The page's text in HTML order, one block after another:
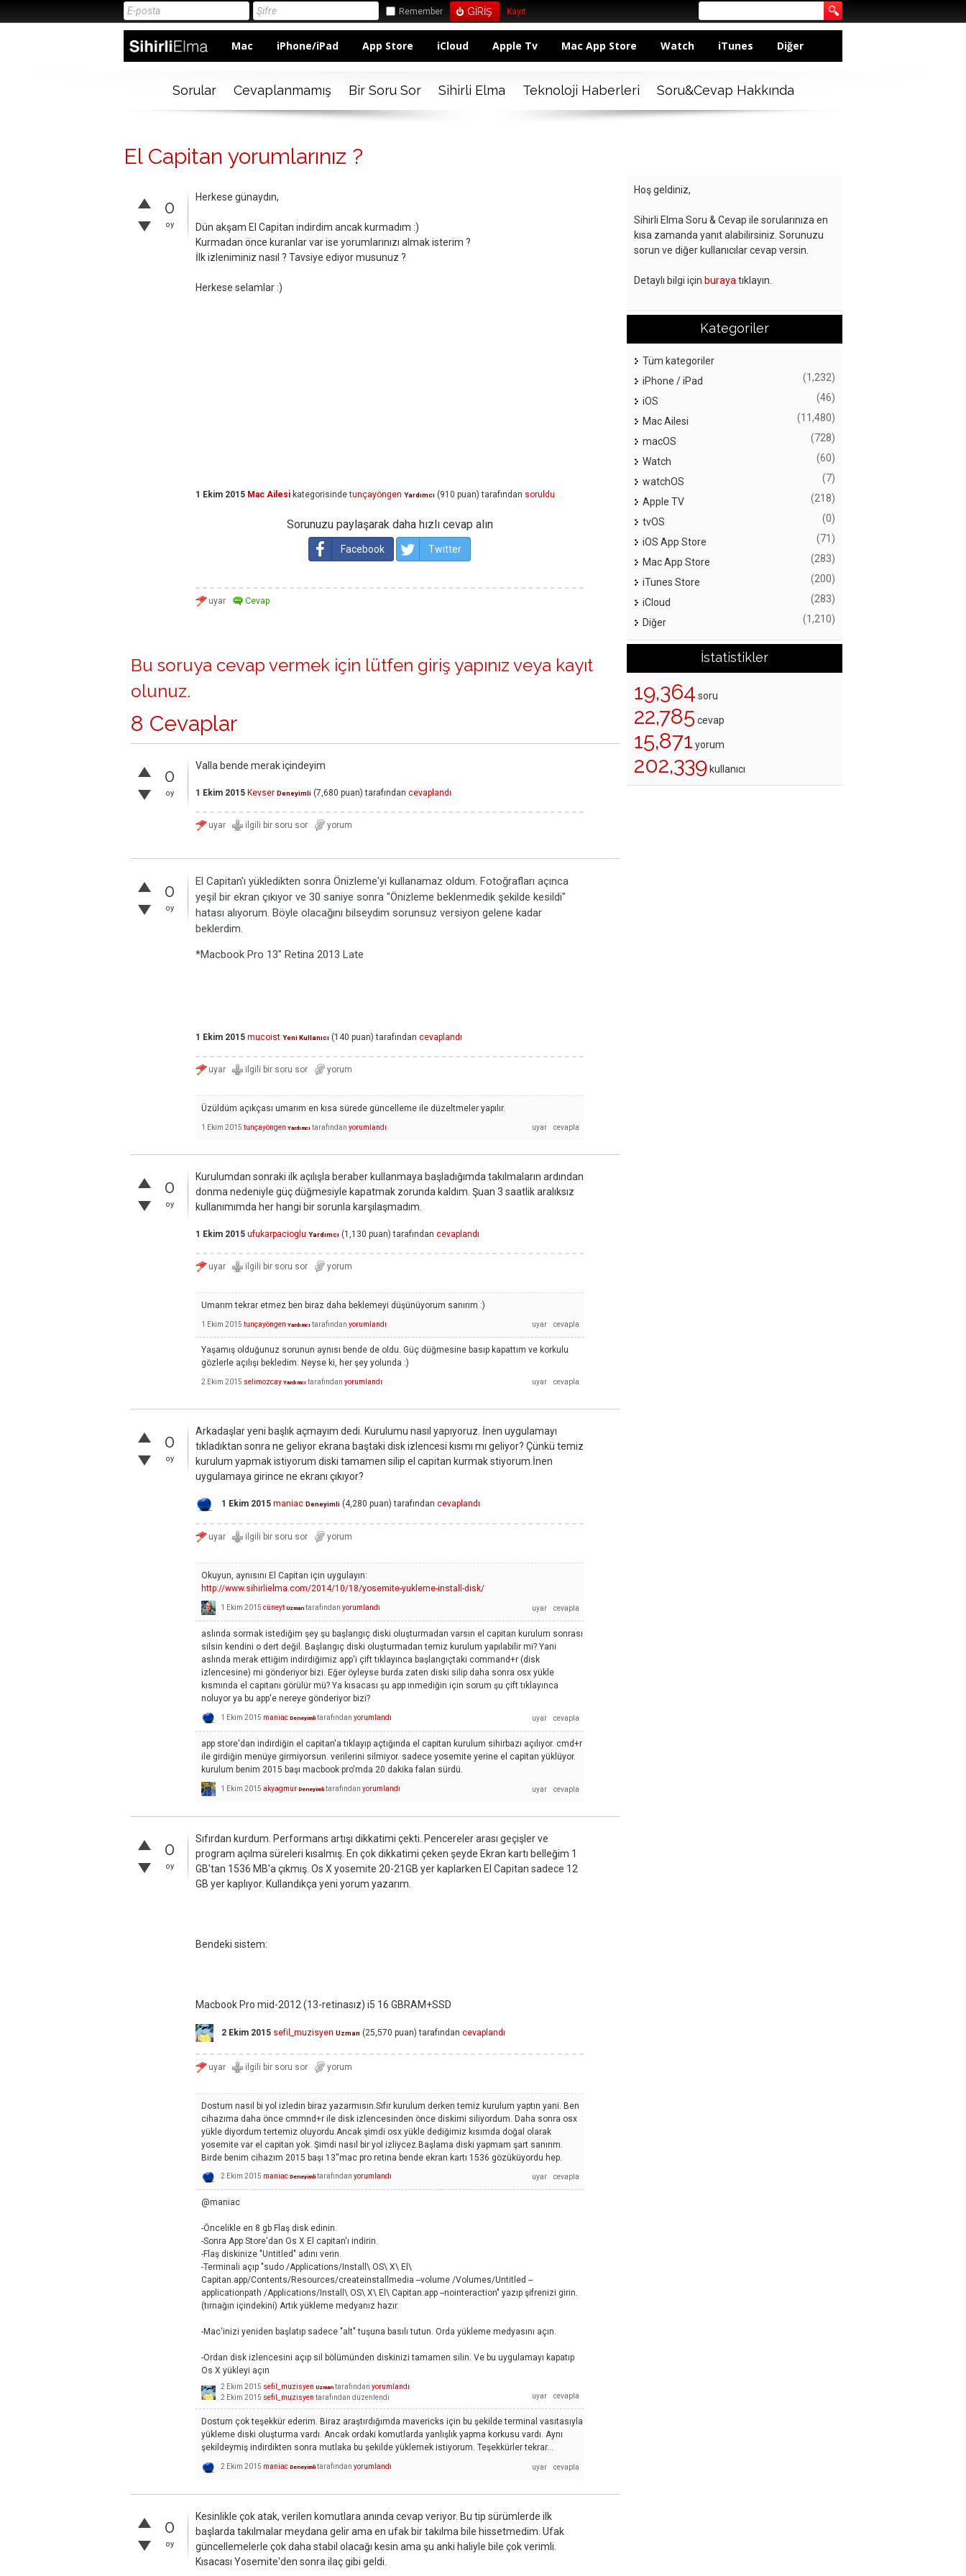
Remember Kayıt
Mac iPhone/iPad App Store iCloud Apple Tv Mac App Store Watch iTunes Diğer
Sorular Cevaplanmamış Bir Soru Sor Sihirli Elma Teknoloji Haberleri Soru&Cevap Hakkında
El Capitan yorumlarınız ?
0
oy
Herkese günaydın,
Dün akşam El Capitan indirdim ancak kurmadım :)
Kurmadan önce kuranlar var ise yorumlarınızı almak isterim ?
İlk izleniminiz nasıl ? Tavsiye ediyor musunuz ?
Herkese selamlar :)
1 Ekim 2015 Mac Ailesi kategorisinde tunçayöngen Yardımcı (910 puan) tarafından soruldu
Sorunuzu paylaşarak daha hızlı cevap alın
Facebook Twitter
Bu soruya cevap vermek için lütfen giriş yapınız veya kayıt
olunuz.
8 Cevaplar
0
oy
Valla bende merak içindeyim
1 Ekim 2015 Kevser Deneyimli (7,680 puan) tarafından cevaplandı
0
oy
El Capitan'ı yükledikten sonra Önizleme'yi kullanamaz oldum. Fotoğrafları açınca
yeşil bir ekran çıkıyor ve 30 saniye sonra "Önizleme beklenmedik şekilde kesildi"
hatası alıyorum. Böyle olacağını bilseydim sorunsuz versiyon gelene kadar
beklerdim.
*Macbook Pro 13" Retina 2013 Late
1 Ekim 2015 mucoist Yeni Kullanıcı (140 puan) tarafından cevaplandı
Üzüldüm açıkçası umarım en kısa sürede güncelleme ile düzeltmeler yapılır.
1 Ekim 2015 tunçayöngen Yardımcı tarafından yorumlandı
0
oy
Kurulumdan sonraki ilk açılışla beraber kullanmaya başladığımda takılmaların ardından
donma nedeniyle güç düğmesiyle kapatmak zorunda kaldım. Şuan 3 saatlik aralıksız
kullanımımda her hangi bir sorunla karşılaşmadım.
1 Ekim 2015 ufukarpacioglu Yardımcı (1,130 puan) tarafından cevaplandı
Umarım tekrar etmez ben biraz daha beklemeyi düşünüyorum sanırım :)
1 Ekim 2015 tunçayöngen Yardımcı tarafından yorumlandı
Yaşamış olduğunuz sorunun aynısı bende de oldu. Güç düğmesine basıp kapattım ve korkulu
gözlerle açılışı bekledim. Neyse ki, her şey yolunda :)
2 Ekim 2015 selimozcay Yardımcı tarafından yorumlandı
0
oy
Arkadaşlar yeni başlık açmayım dedi. Kurulumu nasıl yapıyoruz. İnen uygulamayı
tıkladıktan sonra ne geliyor ekrana baştaki disk izlencesi kısmı mı geliyor? Çünkü temiz
kurulum yapmak istiyorum diski tamamen silip el capitan kurmak stiyorum.İnen
uygulamaya girince ne ekranı çıkıyor?
1 Ekim 2015 maniac Deneyimli (4,280 puan) tarafından cevaplandı
Okuyun, aynısını El Capitan için uygulayın:
http://www.sihirlielma.com/2014/10/18/yosemite-yukleme-install-disk/
1 Ekim 2015 cüneyt Uzman tarafından yorumlandı
aslında sormak istediğim şey şu başlangıç diski oluşturmadan varsın el capitan kurulum sonrası
silsin kendini o dert değil. Başlangıç diski oluşturmadan temiz kurulum yapılabilir mi? Yani
aslında merak ettiğim indirdiğimiz app'i çift tıklayınca başlangıçtaki command+r (disk
izlencesine) mi gönderiyor bizi. Eğer öyleyse burda zaten diski silip daha sonra osx yükle
kısmında el capitanı görülür mü? Ya kısacası şu app inmediğin için sorum şu çift tıklayınca
noluyor ya bu app'e nereye gönderiyor bizi?
1 Ekim 2015 maniac Deneyimli tarafından yorumlandı
app store'dan indirdiğin el capitan'a tıklayıp açtığında el capitan kurulum sihirbazı açılıyor. cmd+r
ile girdiğin menüye girmiyorsun. verilerini silmiyor. sadece yosemite yerine el capitan yüklüyor.
kurulum benim 2015 başı macbook pro'mda 20 dakika falan sürdü.
1 Ekim 2015 akyagmur Deneyimli tarafından yorumlandı
0
oy
Sıfırdan kurdum. Performans artışı dikkatimi çekti. Pencereler arası geçişler ve
program açılma süreleri kısalmış. En çok dikkatimi çeken şeyde Ekran kartı belleğim 1
GB'tan 1536 MB'a çıkmış. Os X yosemite 20-21GB yer kaplarken El Capitan sadece 12
GB yer kaplıyor. Kullandıkça yeni yorum yazarım.
Bendeki sistem:
Macbook Pro mid-2012 (13-retinasız) i5 16 GBRAM+SSD
2 Ekim 2015 sefil_muzisyen Uzman (25,570 puan) tarafından cevaplandı
Dostum nasıl bi yol izledin biraz yazarmısın.Sıfır kurulum derken temiz kurulum yaptın yani. Ben
cihazıma daha önce cmmnd+r ile disk izlencesinden önce diskimi siliyordum. Daha sonra osx
yükle diyordum tertemiz oluyordu.Ancak şimdi osx yükle dediğimiz kısımda doğal olarak
yosemite var el capitan yok. Şimdi nasıl bir yol izliycez.Başlama diski yapmam şart sanırım.
Birde benim cihazım 2015 başı 13''mac pro retina bende ekran kartı 1536 gözüküyordu hep.
2 Ekim 2015 maniac Deneyimli tarafından yorumlandı
@maniac
-Öncelikle en 8 gb Flaş disk edinin.
-Sonra App Store'dan Os X El capitan'ı indirin.
-Flaş diskinize "Untitled" adını verin.
-Terminali açıp "sudo /Applications/Install\ OS\ X\ El\
Capitan.app/Contents/Resources/createinstallmedia --volume /Volumes/Untitled --
applicationpath /Applications/Install\ OS\ X\ El\ Capitan.app --nointeraction" yazıp şifrenizi girin.
(tırnağın içindekini) Artık yükleme medyanız hazır.
-Mac'inizi yeniden başlatıp sadece "alt" tuşuna basılı tutun. Orda yükleme medyasını açın.
-Ordan disk izlencesini açıp sil bölümünden diskinizi tamamen silin. Ve bu uygulamayı kapatıp
Os X yükleyi açın
2 Ekim 2015 sefil_muzisyen Uzman tarafından yorumlandı
2 Ekim 2015 sefil_muzisyen tarafından düzenlendi
Dostum çok teşekkür ederim. Biraz araştırdığımda mavericks için bu şekilde terminal vasıtasıyla
yükleme diski oluşturma vardı. Ancak ordaki komutlarda yanlışlık yapma korkusu vardı. Aynı
şekildeymiş indirdikten sonra mutlaka bu şekilde yüklemek istiyorum. Teşekkürler tekrar...
2 Ekim 2015 maniac Deneyimli tarafından yorumlandı
0
oy
Kesinlikle çok atak, verilen komutlara anında cevap veriyor. Bu tip sürümlerde ilk
başlarda takılmalar meydana gelir ama en ufak bir takılma bile hissetmedim. Ufak
güncellemelerle çok daha stabil olacağı kesin ama şu anki haliyle bile çok verimli.
Kısacası Yosemite'den sonra ilaç gibi geldi.
Hoş geldiniz,
Sihirli Elma Soru & Cevap ile sorularınıza en
kısa zamanda yanıt alabilirsiniz. Sorunuzu
sorun ve diğer kullanıcılar cevap versin.
Detaylı bilgi için buraya tıklayın.
Kategoriler
Tüm kategoriler
iPhone / iPad
(1,232)
iOS (46)
Mac Ailesi (11,480)
macOS (728)
Watch (60)
watchOS (7)
Apple TV (218)
tvOS (0)
iOS App Store (71)
Mac App Store (283)
iTunes Store (200)
iCloud (283)
Diğer (1,210)
İstatistikler
19,364 soru
22,785 cevap
15,871 yorum
202,339 kullanıcı